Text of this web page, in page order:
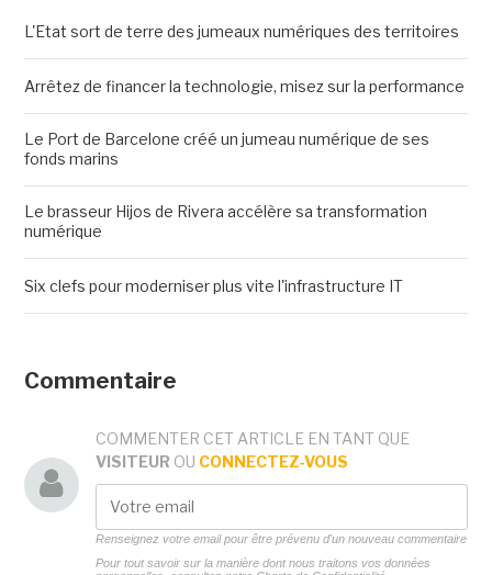
L'Etat sort de terre des jumeaux numériques des territoires
Arrêtez de financer la technologie, misez sur la performance
Le Port de Barcelone créé un jumeau numérique de ses
fonds marins
Le brasseur Hijos de Rivera accélère sa transformation
numérique
Six clefs pour moderniser plus vite l'infrastructure IT
Commentaire
COMMENTER CET ARTICLE EN TANT QUE
VISITEUR OU CONNECTEZ-VOUS
Renseignez votre email pour être prévenu d'un nouveau commentaire
Pour tout savoir sur la manière dont nous traitons vos données